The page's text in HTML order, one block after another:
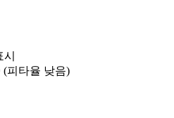
(피타율 낮음)